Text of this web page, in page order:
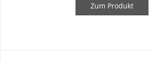
Zum Produkt